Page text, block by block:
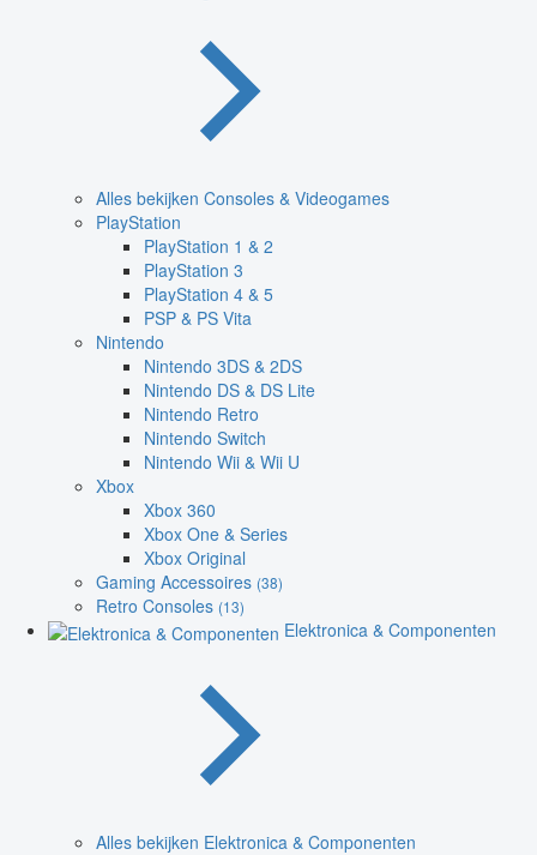
Alles bekijken Consoles & Videogames
PlayStation
PlayStation 1 & 2
PlayStation 3
PlayStation 4 & 5
PSP & PS Vita
Nintendo
Nintendo 3DS & 2DS
Nintendo DS & DS Lite
Nintendo Retro
Nintendo Switch
Nintendo Wii & Wii U
Xbox
Xbox 360
Xbox One & Series
Xbox Original
Gaming Accessoires (38)
Retro Consoles (13)
Elektronica & Componenten
Alles bekijken Elektronica & Componenten